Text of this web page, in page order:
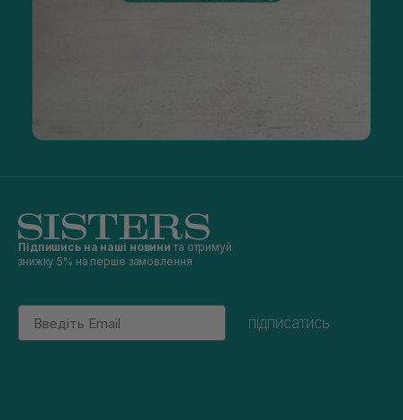
Підпишись на наші новини та отримуй
знижку 5% на перше замовлення
Email
підписатись